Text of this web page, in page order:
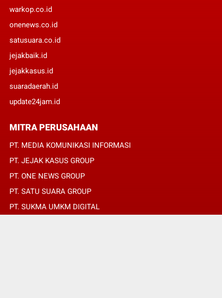
warkop.co.id
onenews.co.id
satusuara.co.id
jejakbaik.id
jejakkasus.id
suaradaerah.id
update24jam.id
MITRA PERUSAHAAN
PT. MEDIA KOMUNIKASI INFORMASI
PT. JEJAK KASUS GROUP
PT. ONE NEWS GROUP
PT. SATU SUARA GROUP
PT. SUKMA UMKM DIGITAL